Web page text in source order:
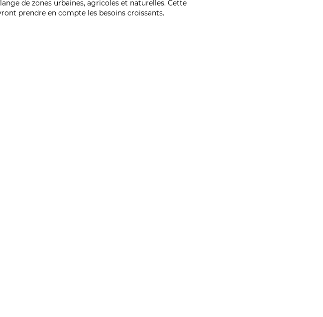
de zones urbaines, agricoles et naturelles. Cette
prendre en compte les besoins croissants.